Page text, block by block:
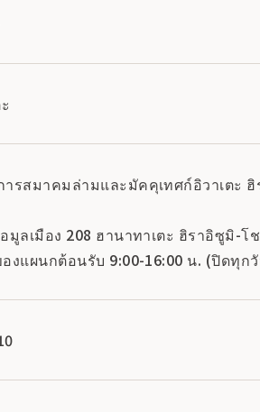
ารสมาคมล่ามและมัคคุเทศก์อิวาเตะ
มูลเมือง 208 ฮานาทาเตะ ฮิราอิซูมิ-โ
องแผนกต้อนรับ 9:00-16:00 น. (ปิดทุก